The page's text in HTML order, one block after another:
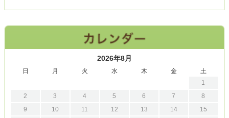
2026年8月
日 月 火 水 木 金
土
1
2
3 4 5 6 7
8
9
10 11 12 13 14
15